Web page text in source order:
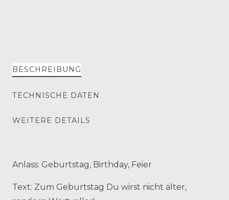
BESCHREIBUNG
TECHNISCHE DATEN
WEITERE DETAILS
Anlass: Geburtstag, Birthday, Feier
Text: Zum Geburtstag Du wirst nicht älter,